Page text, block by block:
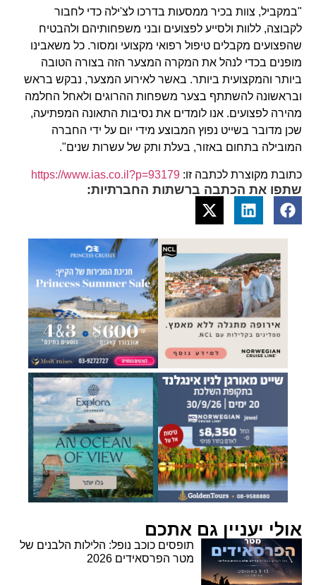
"במקביל, צוות בכיר ממסעות בדרכו לצ'ילה כדי לחבור
לקבוצה, ללוות ולסייע לפצועים ובני משפחותיהם ולהבטיח
שהפצועים מקבלים טיפול רפואי מקצועי ומסור. כל משאבינו
מופנים בכדי לנהל את המקרה המצער הזה בצורה הטובה
ביותר והמקצועית ביותר. באשר לאירוע המצער, נבקש בראש
ובראשונה להשתתף בצער משפחות ההרוגים ולאחל החלמה
מהירה לפצועים. אנו לומדים את נסיבות התאונה המפתיעה,
שכן מדובר בשייט נפוץ המבוצע מידי יום על ידי החברה
המובילה בתחום באזור, בעלת ותק של עשרות שנים".
כתובת מקוצרת לכתבה זו: https://www.ias.co.il?p=93179
שתפו את הכתבה ברשתות החברתיות:
אולי יעניין גם אתכם
תופסים כוכב נופל: הלילות הלבנים של
מטר הפרסאידים 2026